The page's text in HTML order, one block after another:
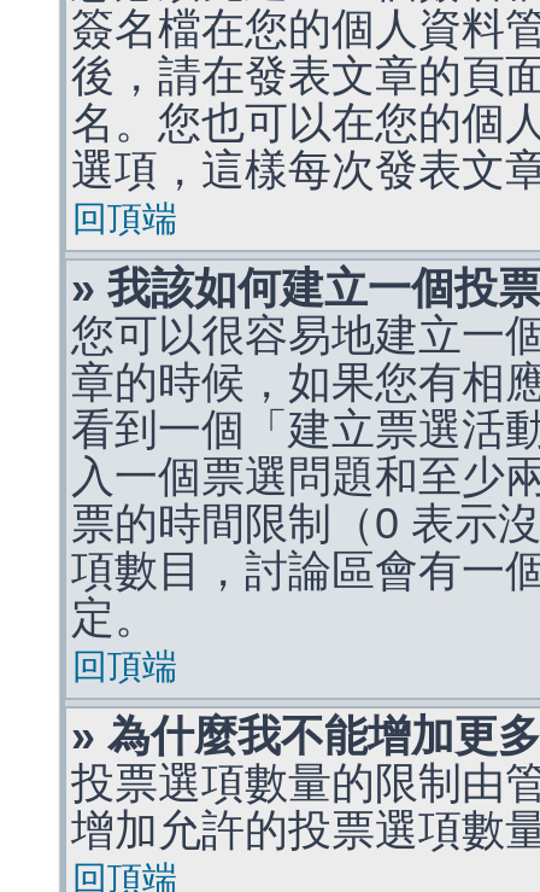
簽名檔在您的個人資料
後，請在發表文章的頁
名。您也可以在您的個
選項，這樣每次發表文
回頂端
» 我該如何建立一個投
您可以很容易地建立一
章的時候，如果您有相
看到一個「建立票選活
入一個票選問題和至少
票的時間限制（0 表示
項數目，討論區會有一
定。
回頂端
» 為什麼我不能增加更
投票選項數量的限制由
增加允許的投票選項數
回頂端